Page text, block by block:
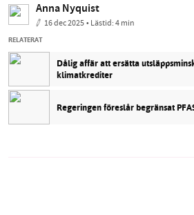
Anna Nyquist
16 dec 2025• Lästid:4 min
RELATERAT
Dålig affär att ersätta
klimatkrediter
Regeringen föreslår begränsat